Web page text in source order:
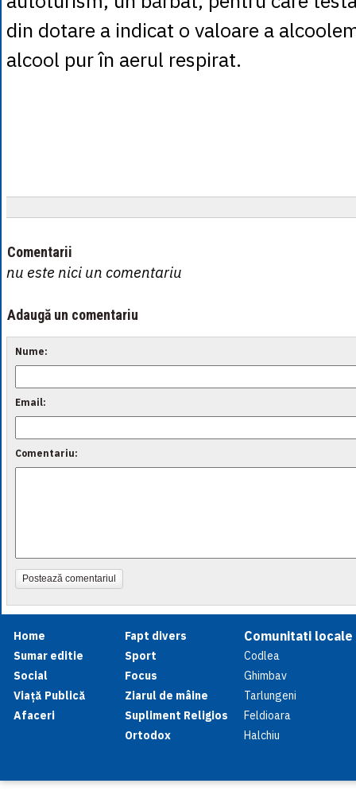
din dotare a indicat o valoare a
alcool pur în aerul respirat.
Comentarii
nu este nici un comentariu
Adaugă un comentariu
Nume:
Email:
Comentariu:
Postează comentariul
Home
Sumar editie
Social
Viață Publică
Afaceri
Fapt divers
Sport
Focus
Ziarul de mâine
Supliment Religios
Ortodox
Comunitati locale
Codlea
Ghimbav
Tarlungeni
Feldioara
Halchiu